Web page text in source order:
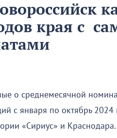
края с
о среднемесячной
с января по октябрь
«Сириус» и Краснодара.